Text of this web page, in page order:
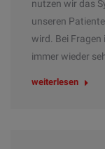
nutzen wir das
unseren
wird. Bei Fragen
immer wieder
weiterlesen